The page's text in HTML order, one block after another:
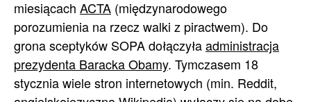
miesiącach ACTA (międzynarodowego
porozumienia na rzecz walki z piractwem). Do
grona sceptyków SOPA dołączyłaadministracja
prezydenta Baracka Obamy. Tymczasem 18
stycznia wiele stron internetowych (min. Reddit,